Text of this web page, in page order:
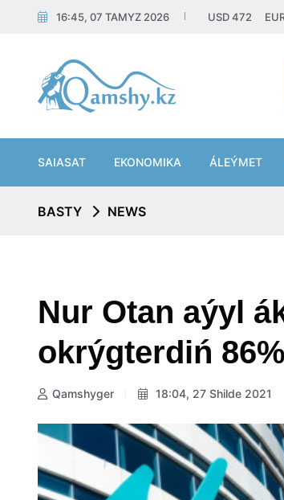
16:45, 07 TAMYZ 2026 USD472
SAIASAT EKONOMIKA ÁLEÝMET
BASTY NEWS
Nur Otan aýyl
okrýgterdiń
Qamshyger 18:04, 27 Shilde 2021